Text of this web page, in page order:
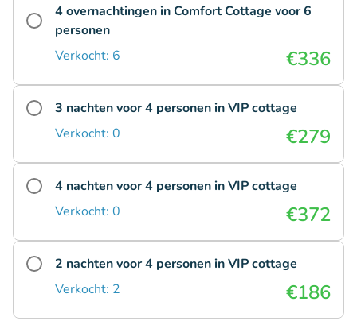
4 overnachtingen in Comfort Cottage voor 6
personen
Verkocht: 6
€336
3 nachten voor 4 personen in VIP cottage
Verkocht: 0
€279
4 nachten voor 4 personen in VIP cottage
Verkocht: 0
€372
2 nachten voor 4 personen in VIP cottage
Verkocht: 2
€186